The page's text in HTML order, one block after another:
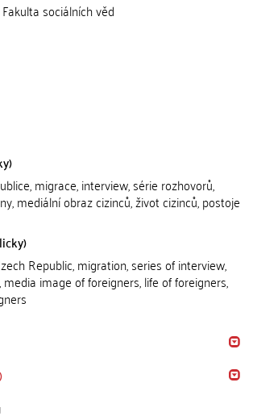
sociálních věd
migrace, interview, série rozhovorů,
mediální obraz cizinců, život cizinců, postoje
Republic, migration, series of interview,
image of foreigners, life of foreigners,